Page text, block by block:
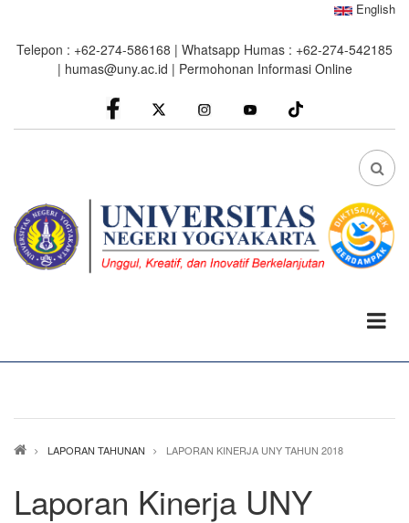
main
English
Telepon : +62-274-586168 | Whatsapp Humas : +62-274-542185
| humas@uny.ac.id | Permohonan Informasi Online
facebook
Instagram youtube
FA
Breadcrumb
LAPORAN TAHUNAN LAPORAN KINERJA UNY TAHUN 2018
Laporan Kinerja UNY